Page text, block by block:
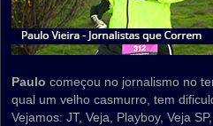
Paulo começou no jornalismo no
qual um velho casmurro, tem
Vejamos: JT, Veja, Playboy, Veja